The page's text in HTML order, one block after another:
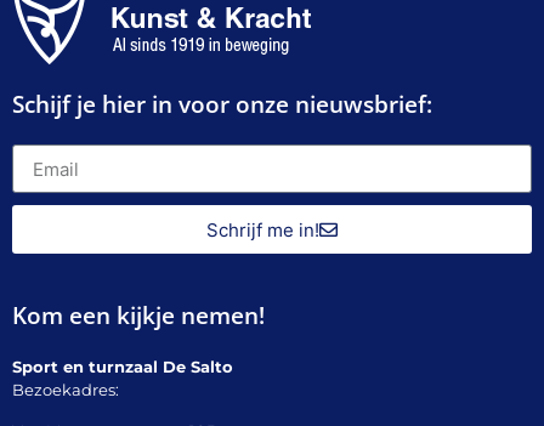
Schijf je hier in voor onze nieuwsbrief:
Schrijf me in!
Kom een kijkje nemen!
Sport en turnzaal De Salto
Bezoekadres: